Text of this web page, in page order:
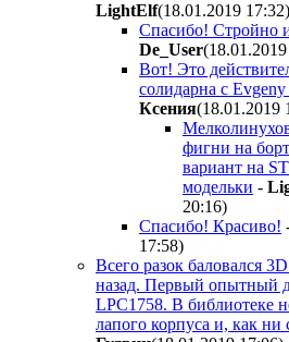
LightElf(18.01.2019 17:32)
Спасибо! Стройно
De_User(18.01.2019
Вот! Это
солидарна с
Ксения(18.01.2019
фигни на
вариант на
модельки -
20:16)
Спасибо! Красиво!
17:58)
Всего разок баловался
назад. Первый опытный
LPC1758. В библиотеке
лапого корпуса и, как ни